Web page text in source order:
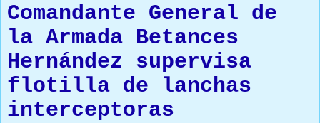
Comandante General de
la Armada Betances
Hernández supervisa
flotilla de lanchas
interceptoras